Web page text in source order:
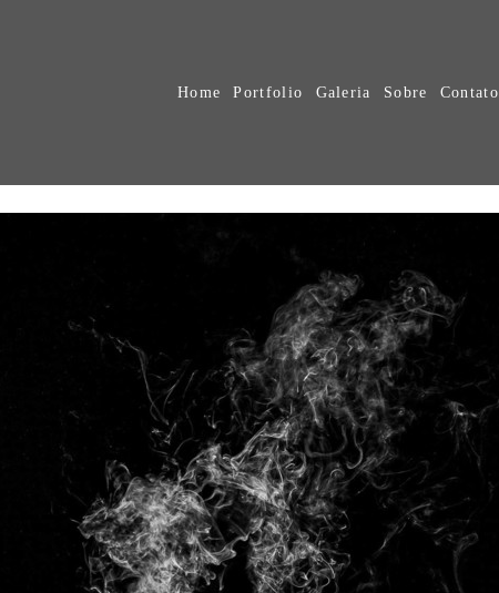
Home Portfolio Galeria Sobre Contato